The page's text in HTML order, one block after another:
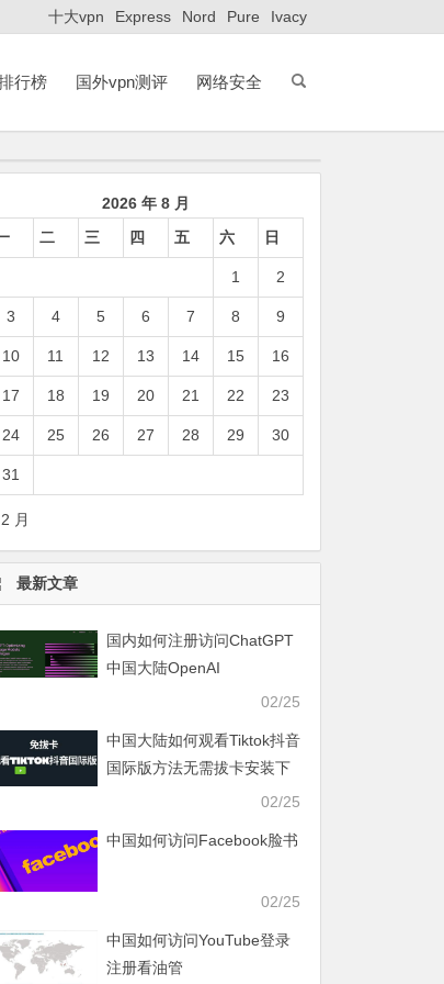
十大vpn Express Nord Pure Ivacy
行榜 国外vpn测评 网络安全
2026 年 8 月
二 三 四 五 六 日
1 2
3 4 5 6 7 8 9
10 11 12 13 14 15 16
17 18 19 20 21 22 23
24 25 26 27 28 29 30
31
月
最新文章
国内如何注册访问ChatGPT
中国大陆OpenAI
02/25
中国大陆如何观看Tiktok抖音
国际版方法无需拔卡安装下
02/25
中国如何访问Facebook脸书
02/25
中国如何访问YouTube登录
注册看油管